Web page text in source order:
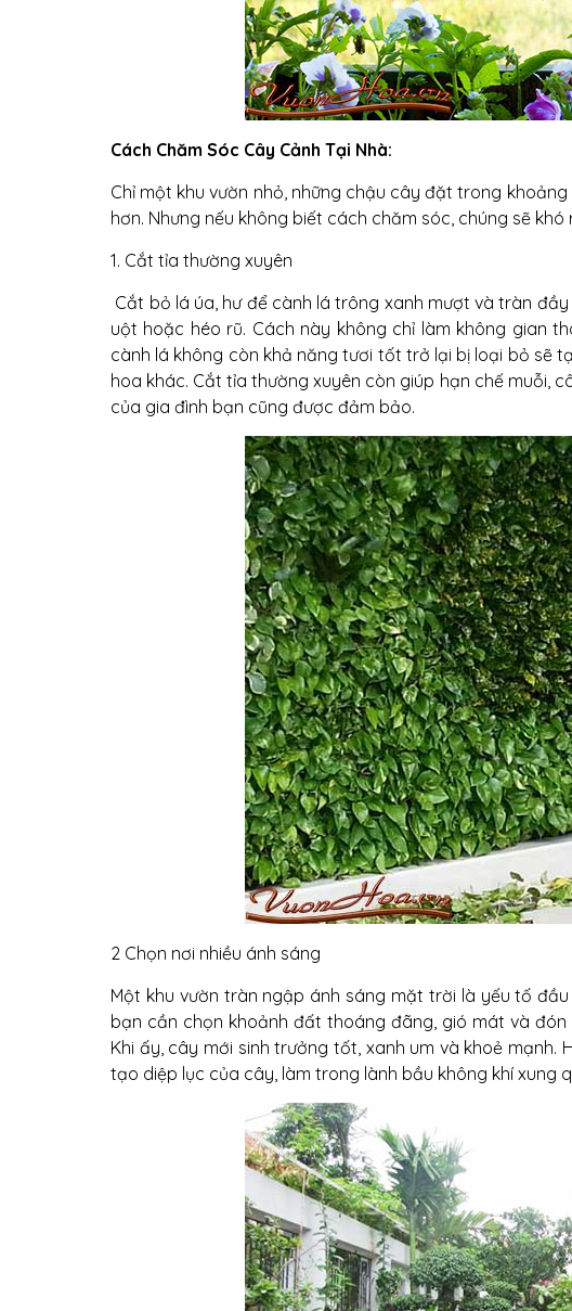
Cách Chăm Sóc Cây Cảnh Tại Nhà:
Chỉ một khu vườn nhỏ, những chậu cây đặt trong
hơn. Nhưng nếu không biết cách chăm sóc, chúng sẽ
1. Cắt tỉa thường xuyên
Cắt bỏ lá úa, hư để cành lá trông xanh mượt và tràn
uột hoặc héo rũ. Cách này không chỉ làm không gian
cành lá không còn khả năng tươi tốt trở lại bị loại bỏ sẽ
hoa khác. Cắt tỉa thường xuyên còn giúp hạn chế muỗi,
của gia đình bạn cũng được đảm bảo.
2 Chọn nơi nhiều ánh sáng
Một khu vườn tràn ngập ánh sáng mặt trời là yếu tố
bạn cần chọn khoảnh đất thoáng đãng, gió mát và
Khi ấy, cây mới sinh trưởng tốt, xanh um và khoẻ
tạo diệp lục của cây, làm trong lành bầu không khí xung